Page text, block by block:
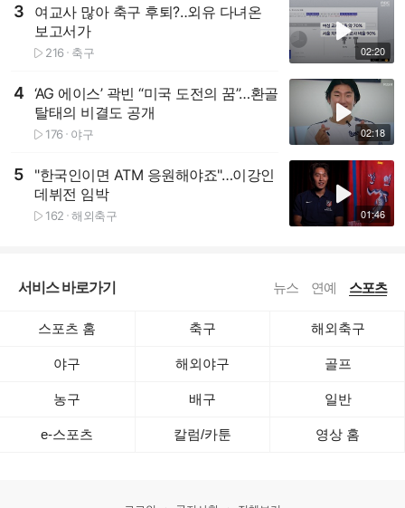
02:20
3
여교사 많아 축구 후퇴?‥외유 다녀온
보고서가
216 축구
02:18
4 ‘AG 에이스’ 곽빈 “미국 도전의 꿈”…환골
탈태의 비결도 공개
176 야구
01:46
5
"한국인이면 ATM 응원해야죠"…이강인
데뷔전 임박
162 해외축구
서비스 바로가기 뉴스 연예 스포츠
스포츠 홈 축구 해외축구
야구 해외야구 골프
농구 배구 일반
e-스포츠 칼럼/카툰 영상 홈